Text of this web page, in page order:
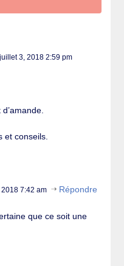
juillet 3, 2018 2:59 pm
et conseils.
7:42 am Répondre
que ce soit une